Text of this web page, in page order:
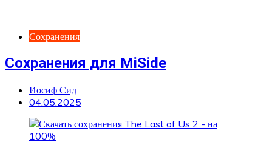
Сохранения
Сохранения для MiSide
Иосиф Сид
04.05.2025